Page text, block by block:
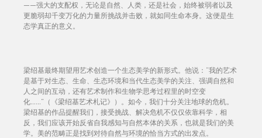
——强大的支配权，无论是自然、人类，还是社会，始终被弱者以及
更脆弱却千变万化的力量所挑战并击败，就如同生命本身。这便是生
态学真正的意义。
梁绍基最终期望用艺术创造一个生态美学的新形式。他说：“我的艺术
是基于对生态、生命、生态环境和当代生态美学的关注、强调自然和
人之间的互动，还有艺术制作和生物学思考过程里的时空变
化……”（《梁绍基艺术札记》）。如今，我们十分关注地球的危机。
梁绍基的作品提醒我们，接受挑战、解决危机不仅仅依靠科学，相
反，我们应该开始反省自我感知与自然本体的关系，也就是我们的美
学。美的范畴正是找到对待自然与环境的恰当方式的出发点。